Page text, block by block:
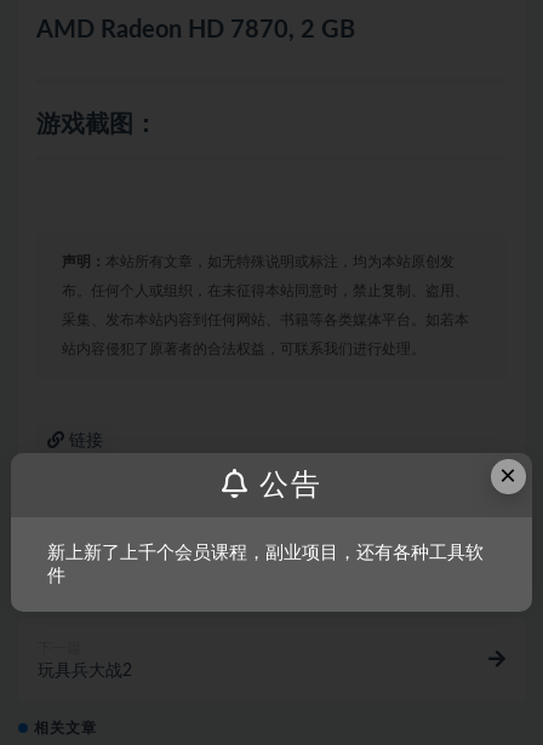
AMD Radeon HD 7870, 2 GB
游戏截图：
声明： 本站所有文章，如无特殊说明或标注，均为本站原创发
布。任何个人或组织，在未征得本站同意时，禁止复制、盗用、
采集、发布本站内容到任何网站、书籍等各类媒体平台。如若本
站内容侵犯了原著者的合法权益，可联系我们进行处理。
链接
上一篇
玩具兵大战2
相关文章
×
公告
新上新了上千个会员课程，副业项目，还有各种工具软
件